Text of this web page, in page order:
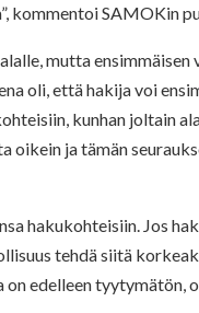
kommentoi SAMOKin
mutta
oli, että hakija voi
kunhan joltain
oikein ja tämän
hakukohteisiin. Jos
tehdä siitä
edelleen tyytymätön,